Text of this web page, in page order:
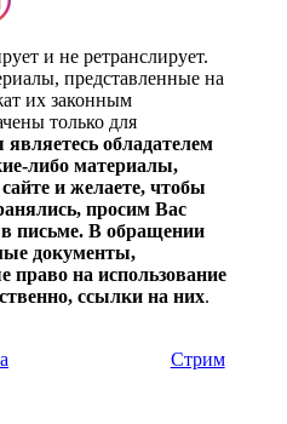
и не ретранслирует.
представленные на
их законным
только для
обладателем
либо материалы,
и желаете, чтобы
просим Вас
письме. В обращении
документы,
на использование
ссылки на них.
Стрим